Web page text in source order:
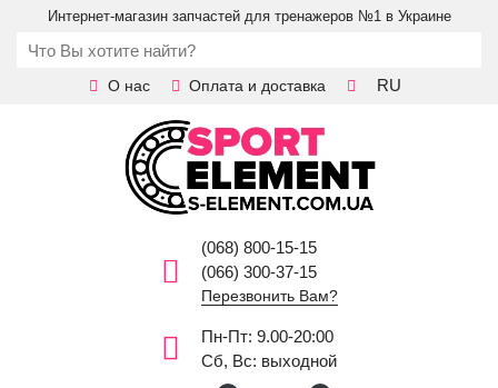
Интернет-магазин запчастей для тренажеров №1 в Украине
О нас Оплата и доставка RU
(068) 800-15-15
(066) 300-37-15
Перезвонить Вам?
Пн-Пт: 9.00-20:00
Сб, Вс: выходной